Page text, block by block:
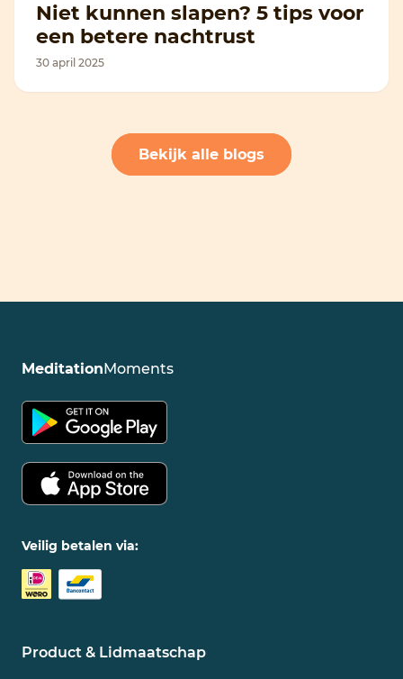
Niet kunnen slapen? 5 tips voor
een betere nachtrust
30 april 2025
Bekijk alle blogs
Meditation Moments
Veilig betalen via:
Product & Lidmaatschap